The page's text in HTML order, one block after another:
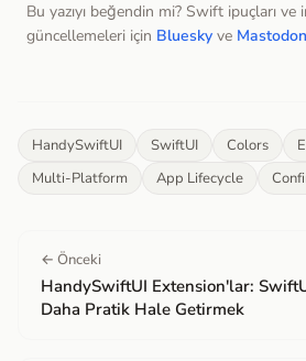
Bu yazıyı beğendin mi? Swift ipuçları ve
güncellemeleri için Bluesky ve Mastodon
HandySwiftUI SwiftUI Colors
Multi-Platform
App Lifecycle
← Önceki
HandySwiftUI Extension'lar:
Daha Pratik Hale Getirmek